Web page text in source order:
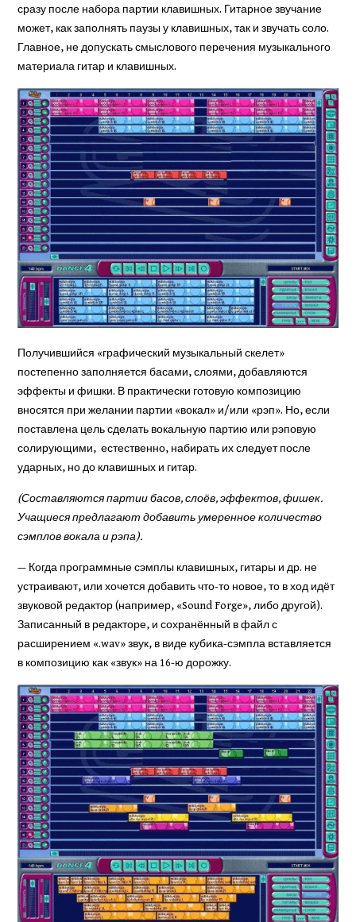
сразу после набора партии кла­вишных. Гитарное звуча­ние
может, как заполнять паузы у клавишных, так и звучать соло.
Главное, не допускать смыслового пе­речения музыкального
ма­териала гитар и клавиш­ных.
Получившийся «графиче­ский музыкальный скелет»
постепенно заполняется ба­сами, слоями, добавляются
эффекты и фишки. В практи­чески готовую композицию
вносятся при желании партии «вокал» и/или «рэп». Но, если
поставлена цель сделать вокальную партию или рэпо­вую
солирующими, естест­венно, набирать их следует после
ударных, но до кла­вишных и гитар.
(Составляются партии ба­сов, слоёв, эффектов, фишек.
Учащиеся предлагают доба­вить умеренное количество
сэмплов вокала и рэпа).
— Когда программные сэмплы клавишных, гитары и др. не
устраивают, или хочется добавить что-то новое, то в ход идёт
звуковой редактор (на­пример, «Sound Forge», либо другой).
Записанный в редак­торе, и сохранённый в файл с
расширением «.wav» звук, в виде кубика-сэмпла вставляется
в композицию как «звук» на 16-ю до­рожку.